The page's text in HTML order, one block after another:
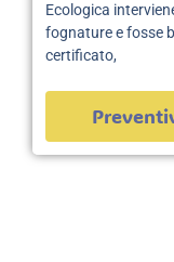
Ecologica
fognature e fosse
certificato,